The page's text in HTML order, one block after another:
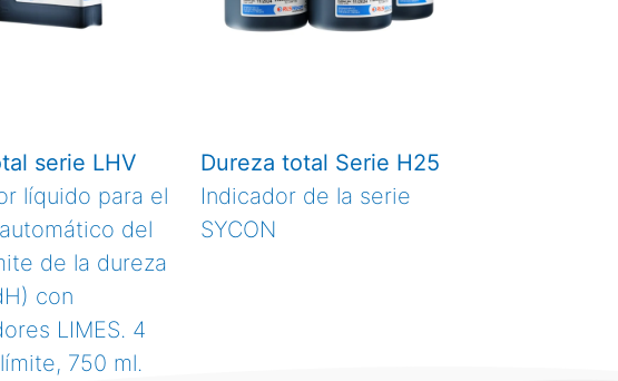
serie LHV
líquido para el
del
de la dureza
con
LIMES. 4
750 ml.
Dureza total Serie H25
Indicador de la serie
SYCON